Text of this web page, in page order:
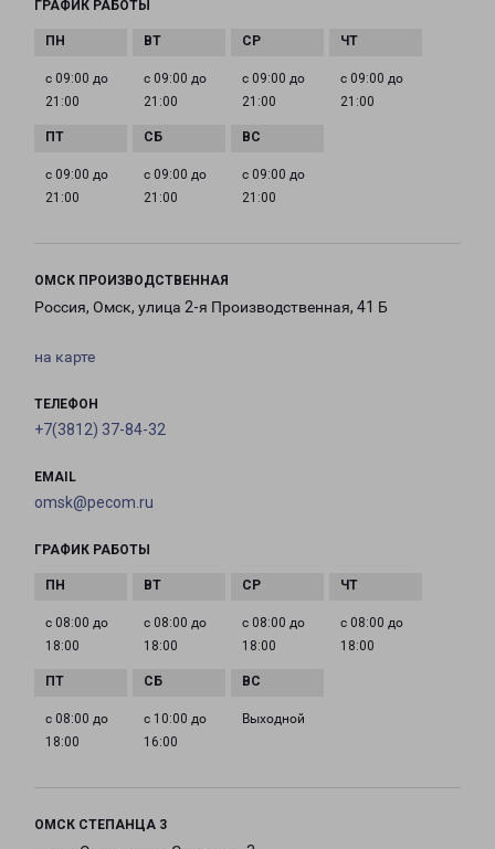
ГРАФИК РАБОТЫ
с 09:00 до
21:00
с 09:00 до
21:00
с 09:00 до
21:00
с 09:00 до
21:00
с 09:00 до
21:00
с 09:00 до
21:00
с 09:00 до
21:00
ОМСК ПРОИЗВОДСТВЕННАЯ
Россия, Омск, улица 2-я Производственная, 41 Б
на карте
ТЕЛЕФОН
+7(3812) 37-84-32
EMAIL
omsk@pecom.ru
ГРАФИК РАБОТЫ
с 08:00 до
18:00
с 08:00 до
18:00
с 08:00 до
18:00
с 08:00 до
18:00
с 08:00 до
18:00
с 10:00 до
16:00
Выходной
ОМСК СТЕПАНЦА 3